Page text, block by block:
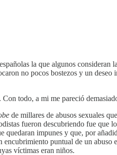
la que algunos
no pocos bostezos y un
todo, a mi me pareció
de millares de abusos sexuales
fueron descubriendo fue que
impunes y que, por
puntual de un
víctimas eran niños.